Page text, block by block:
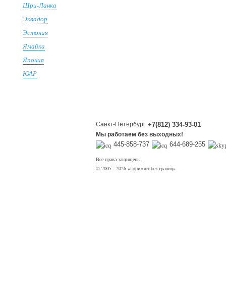
Шри-Ланка
Эквадор
Эстония
Ямайка
Япония
ЮАР
Санкт-Петербург +7(812) 334-93-01
Мы работаем без выходных!
445-858-737 644-689-255
Все права защищены.
© 2005 - 2026 «Горизонт без границ»